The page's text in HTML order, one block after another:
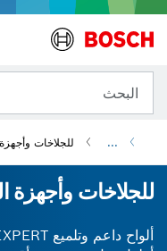
البحث
... للجلاخات وأجهزة
للجلاخات وأجهزة